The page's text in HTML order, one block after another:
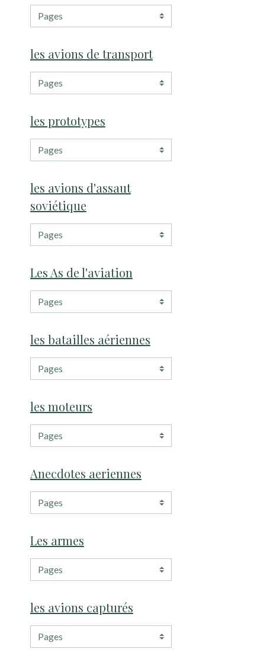
les avions de transport
les prototypes
les avions d'assaut
soviétique
Les As de l'aviation
les batailles aériennes
les moteurs
Anecdotes aeriennes
Les armes
les avions capturés